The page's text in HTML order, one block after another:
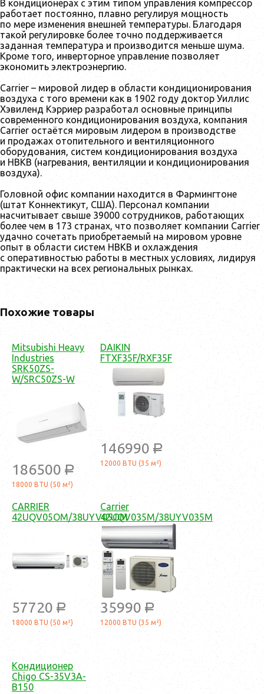
В кондиционерах с этим типом управления компрессор
работает постоянно, плавно регулируя мощность
по мере изменения внешней температуры. Благодаря
такой регулировке более точно поддерживается
заданная температура и производится меньше шума.
Кроме того, инверторное управление позволяет
экономить электроэнергию.
Carrier – мировой лидер в области кондиционирования
воздуха c того времени как в 1902 году доктор Уиллис
Хэвиленд Кэрриер разработал основные принципы
современного кондиционирования воздуха, компания
Carrier остаётся мировым лидером в производстве
и продажах отопительного и вентиляционного
оборудования, систем кондиционирования воздуха
и НВКВ (нагревания, вентиляции и кондиционирования
воздуха).
Головной офис компании находится в Фармингтоне
(штат Коннектикут, США). Персонал компании
насчитывает свыше 39000 сотрудников, работающих
более чем в 173 странах, что позволяет компании Carrier
удачно сочетать приобретаемый на мировом уровне
опыт в области систем НВКВ и охлаждения
с оперативностью работы в местных условиях, лидируя
практически на всех региональных рынках.
Похожие товары
Mitsubishi Heavy
Industries
SRK50ZS-
W/SRC50ZS-W
186500 a
18000 BTU (50 м²)
DAIKIN
FTXF35F/RXF35F
146990 a
12000 BTU (35 м²)
CARRIER
42UQV05OM/38UYV05OM
57720 a
18000 BTU (50 м²)
Carrier
42UQV035M/38UYV035M
35990 a
12000 BTU (35 м²)
Кондиционер
Chigo CS-35V3A-
B150